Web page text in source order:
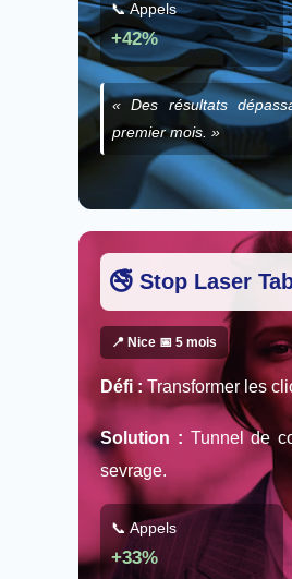
📞 Appels
+42%
« Des résultats
premier mois. »
🚭 Stop Laser
📍 Nice 📅 5 mois
Défi :Transformer les
Solution : Tunnel de
sevrage.
📞 Appels
+33%